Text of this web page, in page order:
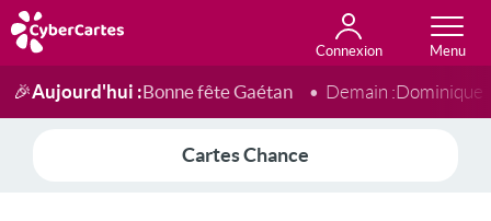
Connexion
Anniversaire
Fête du jour
Amour
Amitié
Merci
Toutes les cartes
🎉Aujourd'hui :Bonne fête Gaétan Demain :Dominique
Cartes Chance